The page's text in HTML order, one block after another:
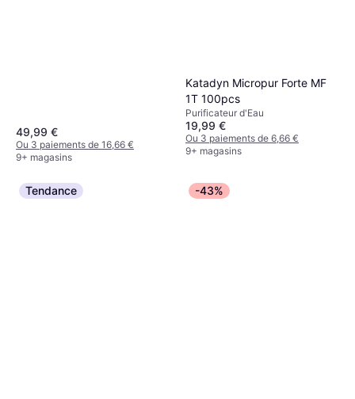
49,99 €
Ou 3 paiements de 16,66 €
9+ magasins
Katadyn Micropur Forte MF
1T 100pcs
Purificateur d'Eau
19,99 €
Ou 3 paiements de 6,66 €
9+ magasins
Tendance -43%